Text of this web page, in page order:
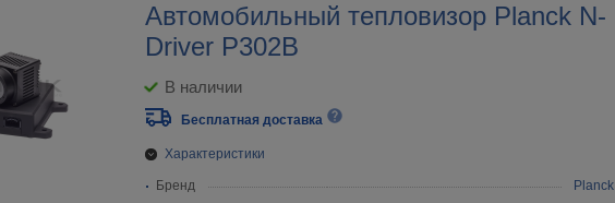
Автомобильный тепловизор Planck N-
Driver P302B
В наличии
Бесплатная доставка
Характеристики
Бренд
Planck